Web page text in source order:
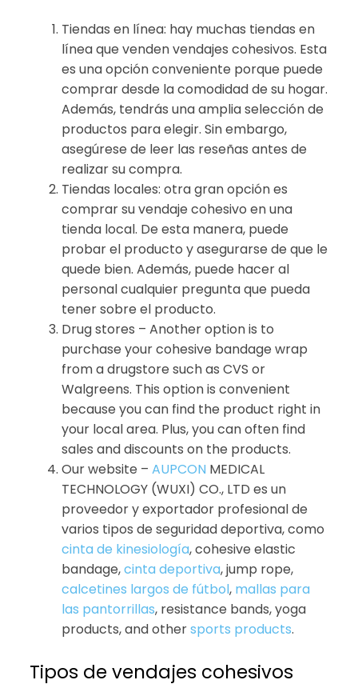
Tiendas en línea: hay muchas tiendas en
línea que venden vendajes cohesivos. Esta
es una opción conveniente porque puede
comprar desde la comodidad de su hogar.
Además, tendrás una amplia selección de
productos para elegir. Sin embargo,
asegúrese de leer las reseñas antes de
realizar su compra.
Tiendas locales: otra gran opción es
comprar su vendaje cohesivo en una
tienda local. De esta manera, puede
probar el producto y asegurarse de que le
quede bien. Además, puede hacer al
personal cualquier pregunta que pueda
tener sobre el producto.
Drug stores – Another option is to
purchase your cohesive bandage wrap
from a drugstore such as CVS or
Walgreens. This option is convenient
because you can find the product right in
your local area. Plus, you can often find
sales and discounts on the products.
Our website – AUPCON MEDICAL
TECHNOLOGY (WUXI) CO., LTD es un
proveedor y exportador profesional de
varios tipos de seguridad deportiva, como
cinta de kinesiología, cohesive elastic
bandage,cinta deportiva, jump rope,
calcetines largos de fútbol, mallas para
las pantorrillas, resistance bands, yoga
products, and othersports products.
Tipos de vendajes cohesivos